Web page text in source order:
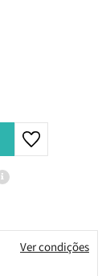
Ver condições